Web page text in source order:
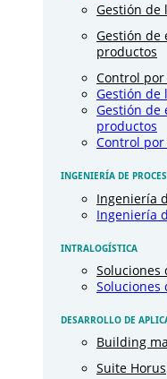
Gestión de
Gestión de
productos
Control
Gestión de
Gestión de
productos
Control
INGENIERÍA DE
Ingeniería
Ingeniería
INTRALOGÍSTICA
Soluciones
Soluciones
DESARROLLO DE
Building
Suite Horus